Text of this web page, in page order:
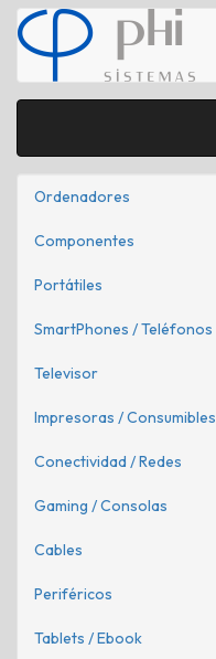
Ordenadores
Componentes
Portátiles
SmartPhones / Teléfonos
Televisor
Impresoras / Consumibles
Conectividad / Redes
Gaming / Consolas
Cables
Periféricos
Tablets / Ebook